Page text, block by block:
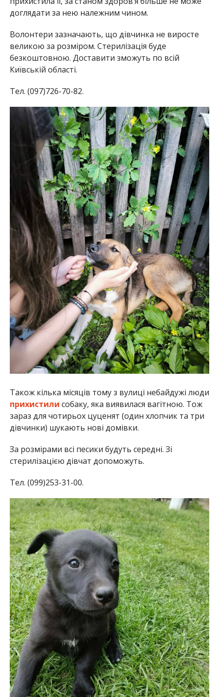
доглядати за нею належним чином.
Волонтери зазначають, що дівчинка не виросте
великою за розміром. Стерилізація буде
безкоштовною. Доставити зможуть по всій
Київській області.
Тел. (097)726-70-82.
Також кілька місяців тому з вулиці небайдужі люди
прихистили собаку, яка виявилася вагітною. Тож
зараз для чотирьох цуценят (один хлопчик та три
дівчинки) шукають нові домівки.
За розмірами всі песики будуть середні. Зі
стерилізацією дівчат допоможуть.
Тел. (099)253-31-00.